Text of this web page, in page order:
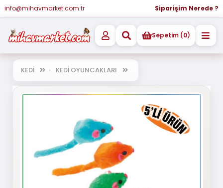
info@mihavmarket.com.tr Siparişim Nerede ?
Sepetim (0)
KEDİ KEDİ OYUNCAKLARI